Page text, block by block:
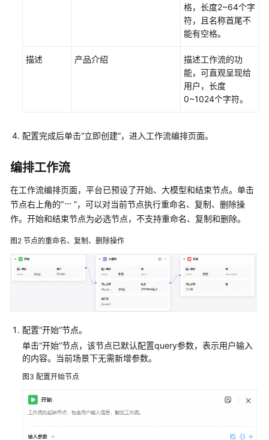
教
医
景
子
商
务
售
多
智
能
应
用
格，长度2~64个字
符，且名称首尾不
能有空格。
描述 产品介绍
描述工作流的功
能，可直观呈现给
用户，长度
0~1024个字符。
配置完成后单击“立即创建”，进入工作流编排页面。
编排工作流
在工作流编排页面，平台已预设了开始、大模型和结束节点。单击
节点右上角的“ ”，可以对当前节点执行重命名、复制、删除操
作。开始和结束节点为必选节点，不支持重命名、复制和删除。
图2 节点的重命名、复制、删除操作
配置“开始”节点。
单击“开始”节点，该节点已默认配置query参数，表示用户输入
的内容。当前场景下无需新增参数。
图3 配置开始节点